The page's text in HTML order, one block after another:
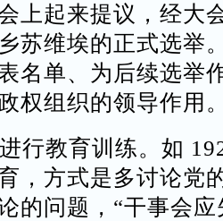
上起来提议，经大
苏维埃的正式选举
名单、为后续选举
权组织的领导作用
行教育训练。如
，方式是多讨论党
的问题，“干事会